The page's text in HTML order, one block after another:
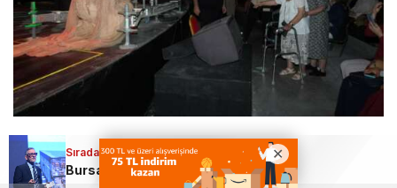
“BURSA BENİ, BEN BURSA’YI SEVİYORUM”
Sıradaki Haber
Bursa’da tarihi hamle: TEKNOSAB KOBİ OSB ile yeni sanayi dönemi başladı